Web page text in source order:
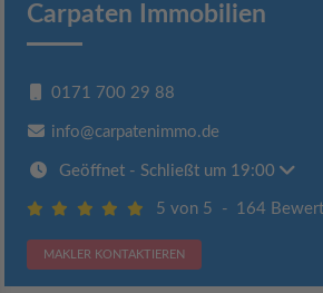
Carpaten Immobilien
0171 700 29 88
info@carpatenimmo.de
Geöffnet - Schließt um 19:00
5 von 5 - 164
MAKLER KONTAKTIEREN